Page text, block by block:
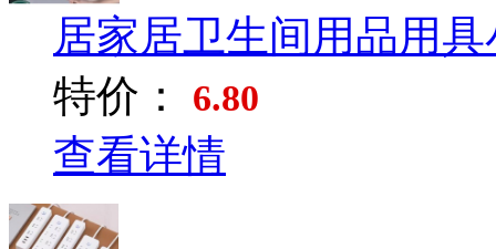
居家居卫生间用品用
特价：
6.80
查看详情